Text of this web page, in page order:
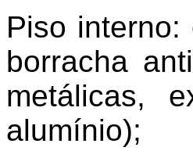
Piso
borracha
metálicas,
alumínio);